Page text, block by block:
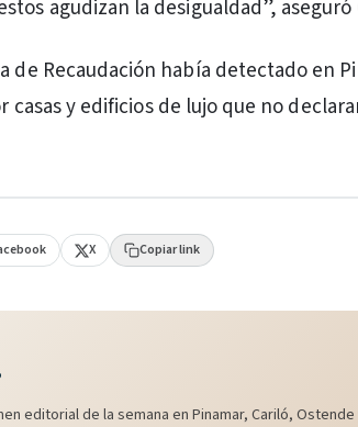
agudizan la desigualdad”, aseguró
de Recaudación había detectado en
y edificios de lujo que no
X Copiar link
editorial de la semana en Pinamar, Cariló, Ostende